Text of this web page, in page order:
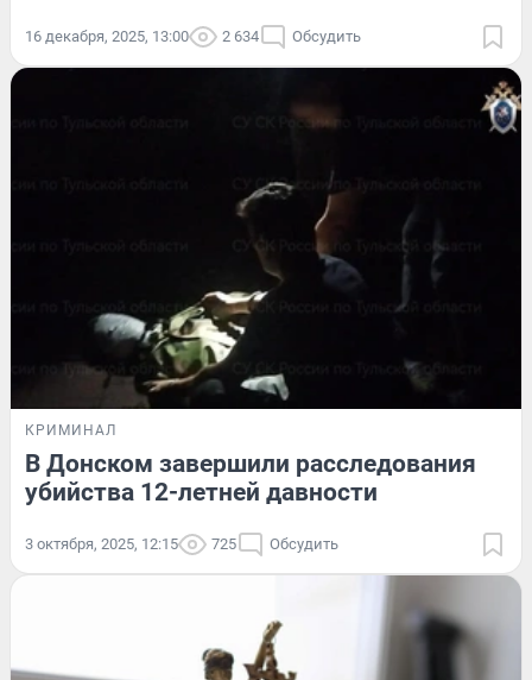
16 декабря, 2025, 13:00 2 634 Обсудить
КРИМИНАЛ
В Донском завершили расследования
убийства 12-летней давности
3 октября, 2025, 12:15 725 Обсудить